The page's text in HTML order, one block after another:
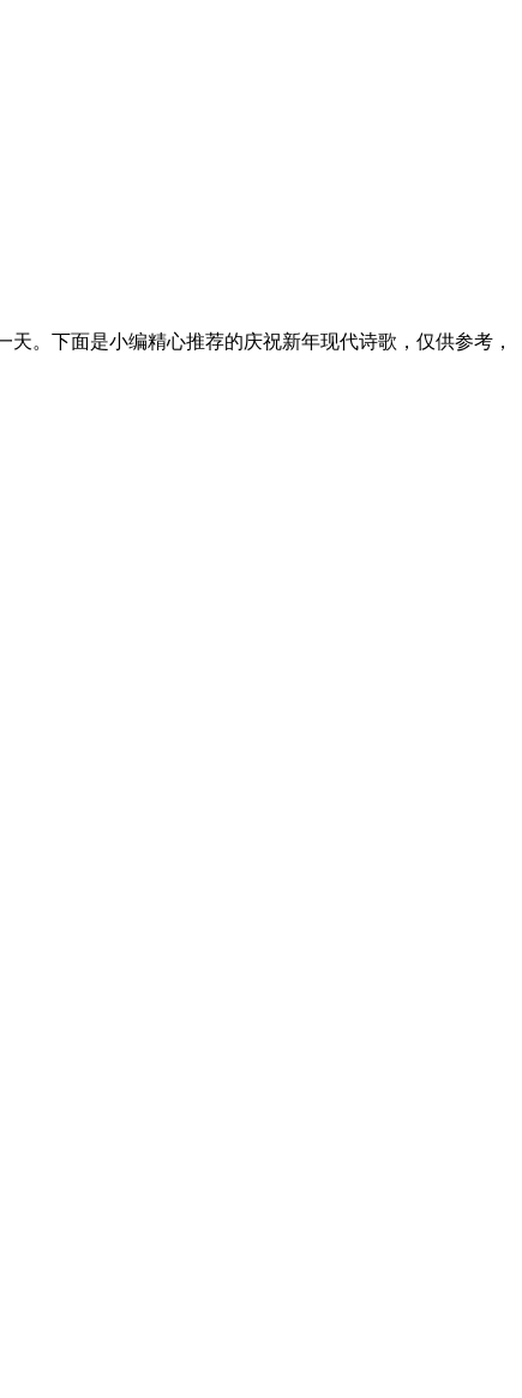
。下面是小编精心推荐的庆祝新年现代诗歌，仅供参考，